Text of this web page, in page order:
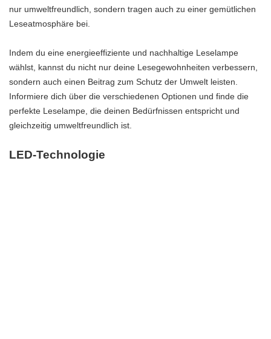
nur umweltfreundlich, sondern tragen auch zu einer gemütlichen
Leseatmosphäre bei.
Indem du eine energieeffiziente und nachhaltige Leselampe
wählst, kannst du nicht nur deine Lesegewohnheiten verbessern,
sondern auch einen Beitrag zum Schutz der Umwelt leisten.
Informiere dich über die verschiedenen Optionen und finde die
perfekte Leselampe, die deinen Bedürfnissen entspricht und
gleichzeitig umweltfreundlich ist.
LED-Technologie